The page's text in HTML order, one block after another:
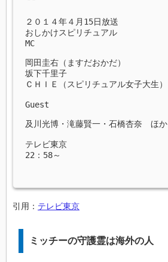
２０１４年４月15日放送
おしかけスピリチュアル
MC
岡田圭右（ますだおかだ）
坂下千里子
ＣＨＩＥ（スピリチュアル女子大生）
Guest
及川光博・滝藤賢一・石橋杏奈　ほか
テレビ東京
22：58～
引用： テレビ東京
ミッチーの守護霊は海外の人